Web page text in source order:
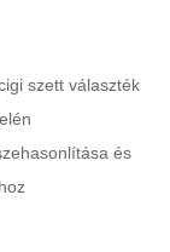
szett választék
és